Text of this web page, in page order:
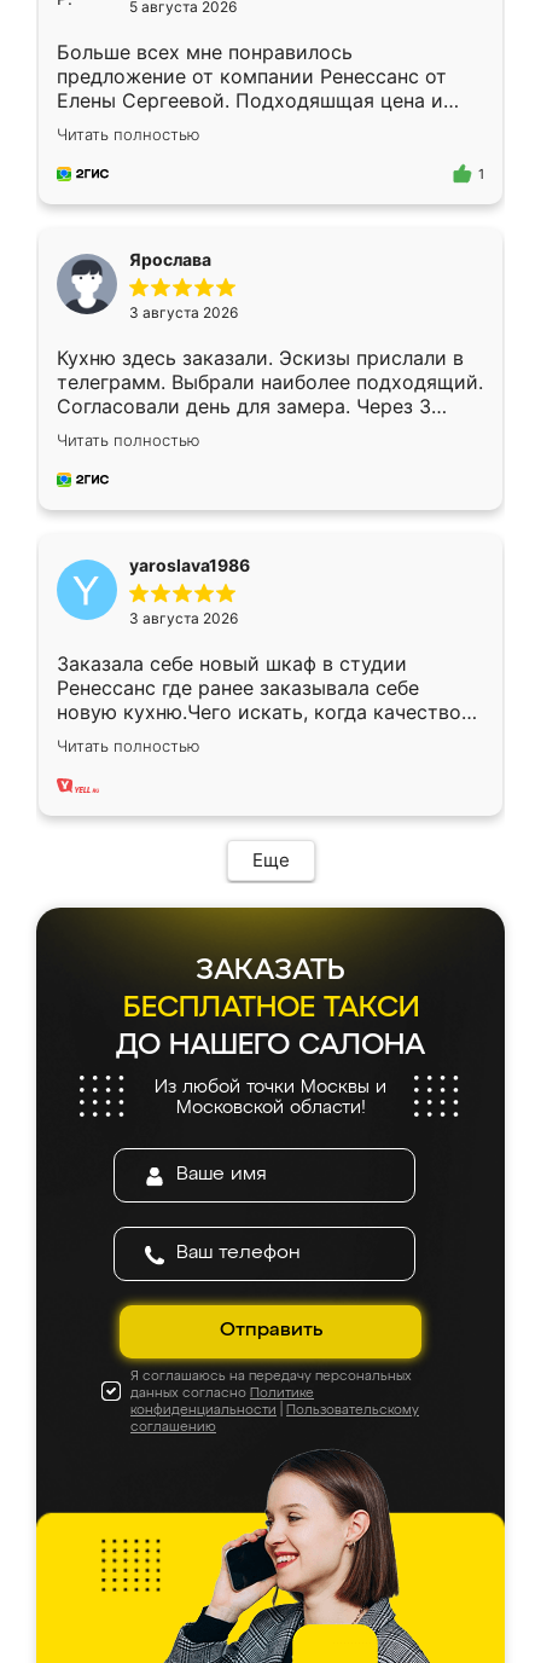
5 августа 2026
Больше всех мне понравилось
предложение от компании Ренессанс от
Елены Сергеевой. Подходяшщая цена и
короткие сроки изготовления. Приехавший
для замера сотрудник Владислав
предложил по моему эскизу самый
Читать полностью
1
Ярослава
3 августа 2026
Кухню здесь заказали. Эскизы прислали в
телеграмм. Выбрали наиболее подходящий.
Согласовали день для замера. Через 3
недели кухня была уже готова. Остались
довольны работой. Спасибо Ренессанс
мебель за качественную работу!
Читать полностью
yaroslava1986
3 августа 2026
Заказала себе новый шкаф в студии
Ренессанс где ранее заказывала себе
новую кухню.Чего искать, когда качеством
вполне довольна. Служит кухня уже почти
два года, нареканий нет.
Читать полностью
Еще
ЗАКАЗАТЬ
БЕСПЛАТНОЕ ТАКСИ
ДО НАШЕГО САЛОНА
Из любой точки Москвы и
Московской области!
Отправить
Я соглашаюсь на передачу персональных
данных согласно Политике
конфиденциальности
Пользовательскому
соглашению